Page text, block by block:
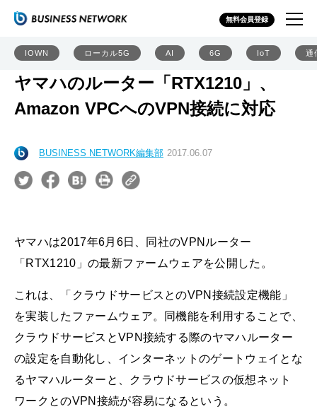
無料会員登録
IOWN ローカル5G AI 6G IoT 通
ヤマハのルーター「RTX1210」、
Amazon VPCへのVPN接続に対応
BUSINESS NETWORK編集部 2017.06.07
ヤマハは2017年6月6日、同社のVPNルーター
「RTX1210」の最新ファームウェアを公開した。
これは、「クラウドサービスとのVPN接続設定機能」
を実装したファームウェア。同機能を利用することで、
クラウドサービスとVPN接続する際のヤマハルーター
の設定を自動化し、インターネットのゲートウェイとな
るヤマハルーターと、クラウドサービスの仮想ネット
ワークとのVPN接続が容易になるという。